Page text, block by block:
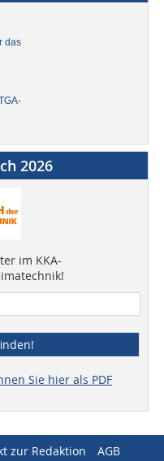
das
2026
im KKA-
Sie hier als PDF
zur Redaktion
AGB